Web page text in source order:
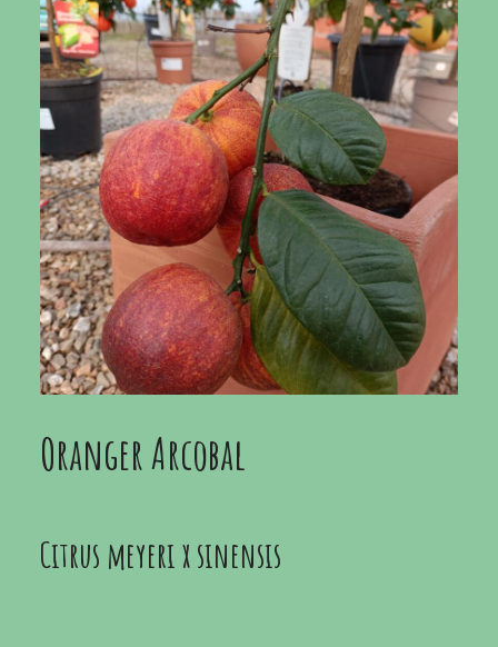
Oranger Arcobal
Citrus meyeri x sinensis